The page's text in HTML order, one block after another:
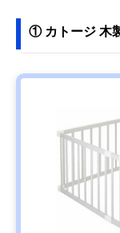
① カトージ 木